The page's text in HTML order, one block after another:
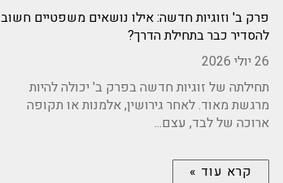
פרק ב' וזוגיות חדשה: אילו נושאים משפטיים חשוב
להסדיר כבר בתחילת הדרך?
26 יולי 2026
תחילתה של זוגיות חדשה בפרק ב' יכולה להיות
מרגשת מאוד. לאחר גירושין, אלמנות או תקופה
ארוכה של לבד, עצם...
קרא עוד »